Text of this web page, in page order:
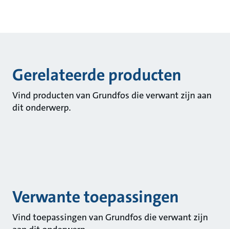
Gerelateerde producten
Vind producten van Grundfos die verwant zijn aan
dit onderwerp.
Verwante toepassingen
Vind toepassingen van Grundfos die verwant zijn